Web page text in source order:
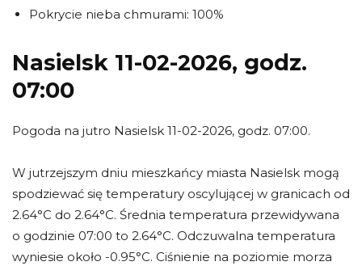
Pokrycie nieba chmurami: 100%
Nasielsk 11-02-2026, godz.
07:00
Pogoda na jutro Nasielsk 11-02-2026, godz. 07:00.
W jutrzejszym dniu mieszkańcy miasta Nasielsk mogą
spodziewać się temperatury oscylującej w granicach od
2.64°C do 2.64°C. Średnia temperatura przewidywana
o godzinie 07:00 to 2.64°C. Odczuwalna temperatura
wyniesie około -0.95°C. Ciśnienie na poziomie morza